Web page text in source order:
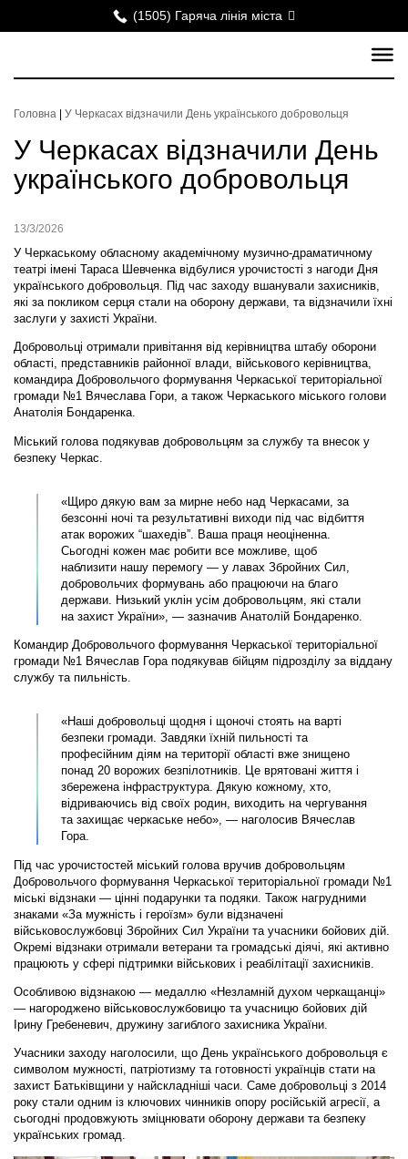
(1505) Гаряча лінія міста
Головна У Черкасах відзначили День українського добровольця
У Черкасах відзначили День
українського добровольця
13/3/2026
У Черкаському обласному академічному музично-драматичному
театрі імені Тараса Шевченка відбулися урочистості з нагоди Дня
українського добровольця. Під час заходу вшанували захисників,
які за покликом серця стали на оборону держави, та відзначили їхні
заслуги у захисті України.
Добровольці отримали привітання від керівництва штабу оборони
області, представників районної влади, військового керівництва,
командира Добровольчого формування Черкаської територіальної
громади №1 Вячеслава Гори, а також Черкаського міського голови
Анатолія Бондаренка.
Міський голова подякував добровольцям за службу та внесок у
безпеку Черкас.
«Щиро дякую вам за мирне небо над Черкасами, за
безсонні ночі та результативні виходи під час відбиття
атак ворожих “шахедів”. Ваша праця неоціненна.
Сьогодні кожен має робити все можливе, щоб
наблизити нашу перемогу — у лавах Збройних Сил,
добровольчих формувань або працюючи на благо
держави. Низький уклін усім добровольцям, які стали
на захист України», — зазначив Анатолій Бондаренко.
Командир Добровольчого формування Черкаської територіальної
громади №1 Вячеслав Гора подякував бійцям підрозділу за віддану
службу та пильність.
«Наші добровольці щодня і щоночі стоять на варті
безпеки громади. Завдяки їхній пильності та
професійним діям на території області вже знищено
понад 20 ворожих безпілотників. Це врятовані життя і
збережена інфраструктура. Дякую кожному, хто,
відриваючись від своїх родин, виходить на чергування
та захищає черкаське небо», — наголосив Вячеслав
Гора.
Під час урочистостей міський голова вручив добровольцям
Добровольчого формування Черкаської територіальної громади №1
міські відзнаки — цінні подарунки та подяки. Також нагрудними
знаками «За мужність і героїзм» були відзначені
військовослужбовці Збройних Сил України та учасники бойових дій.
Окремі відзнаки отримали ветерани та громадські діячі, які активно
працюють у сфері підтримки військових і реабілітації захисників.
Особливою відзнакою — медаллю «Незламній духом черкащанці»
— нагороджено військовослужбовицю та учасницю бойових дій
Ірину Гребеневич, дружину загиблого захисника України.
Учасники заходу наголосили, що День українського добровольця є
символом мужності, патріотизму та готовності українців стати на
захист Батьківщини у найскладніші часи. Саме добровольці з 2014
року стали одним із ключових чинників опору російській агресії, а
сьогодні продовжують зміцнювати оборону держави та безпеку
українських громад.